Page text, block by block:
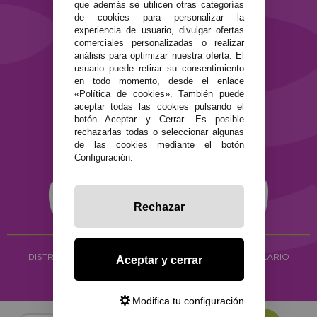
SEGURIDAD Y PRIVACIDAD
Términos y condiciones de uso
Política de privacidad
Política de cookies
DISTRIBUCIÓN ALIMENTACIÓN ECOLÓGICA Y HERBOLARIO
que además se utilicen otras categorías
de cookies para personalizar la
experiencia de usuario, divulgar ofertas
comerciales personalizadas o realizar
análisis para optimizar nuestra oferta. El
usuario puede retirar su consentimiento
en todo momento, desde el enlace
«Política de cookies». También puede
aceptar todas las cookies pulsando el
botón Aceptar y Cerrar. Es posible
rechazarlas todas o seleccionar algunas
de las cookies mediante el botón
Configuración.
Rechazar
Aceptar y cerrar
Modifica tu configuración